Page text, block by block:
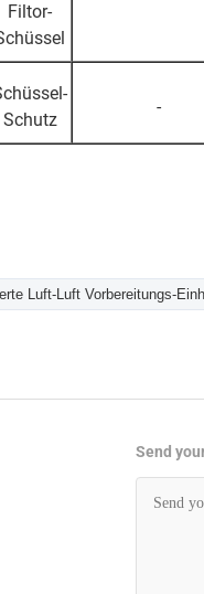
Filtor-
Schutz
-
Luft-Luft Vorbereitungs-
Send